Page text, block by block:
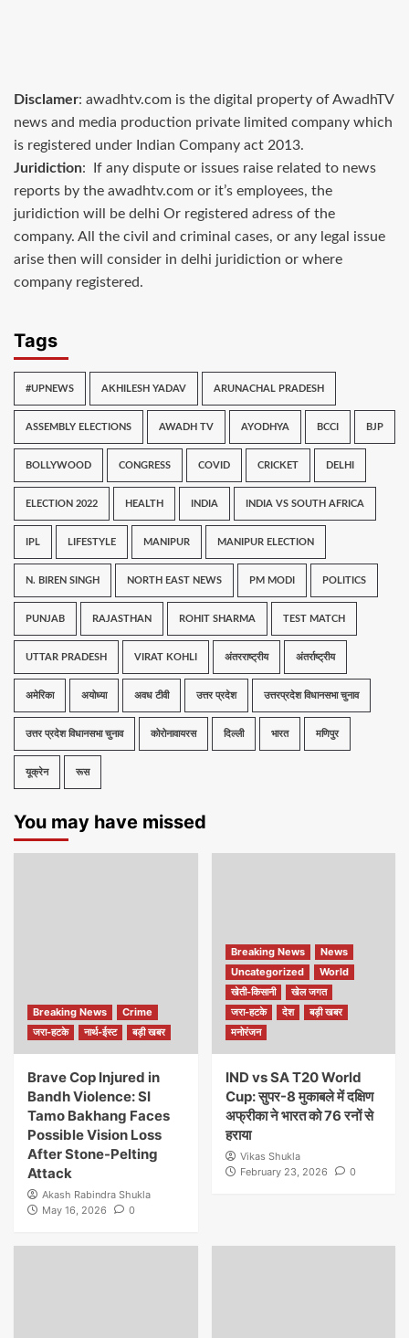
Disclamer: awadhtv.com is the digital property of AwadhTV
news and media production private limited company which
is registered under Indian Company act 2013.
Juridiction: If any dispute or issues raise related to news
reports by the awadhtv.com or it’s employees, the
juridiction will be delhi Or registered adress of the
company. All the civil and criminal cases, or any legal issue
arise then will consider in delhi juridiction or where
company registered.
Tags
#UPNEWS AKHILESH YADAV ARUNACHAL PRADESH
ASSEMBLY ELECTIONS AWADH TV AYODHYA BCCI BJP
BOLLYWOOD CONGRESS COVID CRICKET DELHI
ELECTION 2022 HEALTH INDIA INDIA VS SOUTH AFRICA
IPL LIFESTYLE MANIPUR MANIPUR ELECTION
N. BIREN SINGH NORTH EAST NEWS PM MODI POLITICS
PUNJAB RAJASTHAN ROHIT SHARMA TEST MATCH
UTTAR PRADESH VIRAT KOHLI अंतरराष्ट्रीय अंतर्राष्ट्रीय
अमेरिका अयोध्या अवध टीवी उत्तर प्रदेश उत्तरप्रदेश विधानसभा चुनाव
उत्तर प्रदेश विधानसभा चुनाव कोरोनावायरस दिल्ली भारत मणिपुर
यूक्रेन रूस
You may have missed
Breaking News
Crime
जरा-हटके
नार्थ-ईस्ट बड़ी खबर
Brave Cop Injured in
Bandh Violence: SI
Tamo Bakhang Faces
Possible Vision Loss
After Stone-Pelting
Attack
Akash Rabindra Shukla
May 16, 2026
0
Breaking News
News
Uncategorized
World
खेती-किसानी
खेल जगत
जरा-हटके
देश
बड़ी खबर
मनोरंजन
IND vs SA T20 World
Cup: सुपर-8 मुकाबले में दक्षिण
अफ्रीका ने भारत को 76 रनों से
हराया
Vikas Shukla
February 23, 2026
0